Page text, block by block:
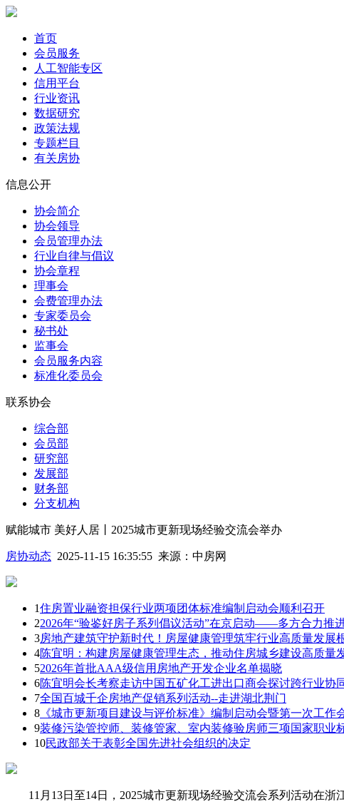
首页
会员服务
人工智能专区
信用平台
行业资讯
数据研究
政策法规
专题栏目
有关房协
信息公开
协会简介
协会领导
会员管理办法
行业自律与倡议
协会章程
理事会
会费管理办法
专家委员会
秘书处
监事会
会员服务内容
标准化委员会
联系协会
综合部
会员部
研究部
发展部
财务部
分支机构
赋能城市 美好人居丨2025城市更新现场经验交流会举办
房协动态 2025-11-15 16:35:55 来源： 中房网
1住房置业融资担保行业两项团体标准编制启动会顺利召开
22026年“验鉴好房子系列倡议活动”在京启动——多方合力推
3房地产建筑守护新时代！房屋健康管理筑牢行业高质量发展
4陈宜明：构建房屋健康管理生态，推动住房城乡建设高质量
52026年首批AAA级信用房地产开发企业名单揭晓
6陈宜明会长考察走访中国五矿化工进出口商会探讨跨行业协
7全国百城千企房地产促销系列活动--走进湖北荆门
8 《城市更新项目建设与评价标准》编制启动会暨第一次工作
9装修污染管控师、装修管家、室内装修验房师三项国家职业
10民政部关于表彰全国先进社会组织的决定
11月13日至14日，2025城市更新现场经验交流会系列活动在浙